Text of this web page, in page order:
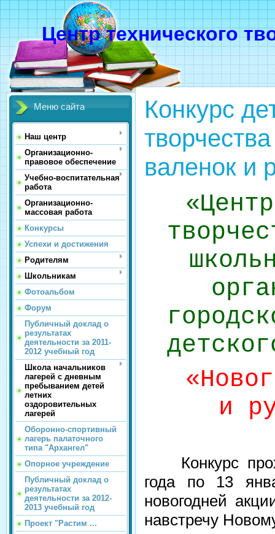
Центр технического
Меню сайта
Наш центр
Организационно-
правовое обеспечение
Учебно-воспитательная
работа
Организационно-
массовая работа
Конкурсы
Успехи и достижения
Родителям
Школьникам
Фотоальбом
Форум
Публичный доклад о
результатах
деятельности за 2011-
2012 учебный год
Школа начальников
лагерей с дневным
пребыванием детей
летних
оздоровительных
лагерей
Оборонно-спортивный
лагерь палаточного
типа "Архангел"
Опорное учреждение
Публичный доклад о
результатах
деятельности за 2012-
2013 учебный год
Проект "Растим ...
Конкурс
валенок и
и
Конкурс
года по 13
новогодней
навстречу